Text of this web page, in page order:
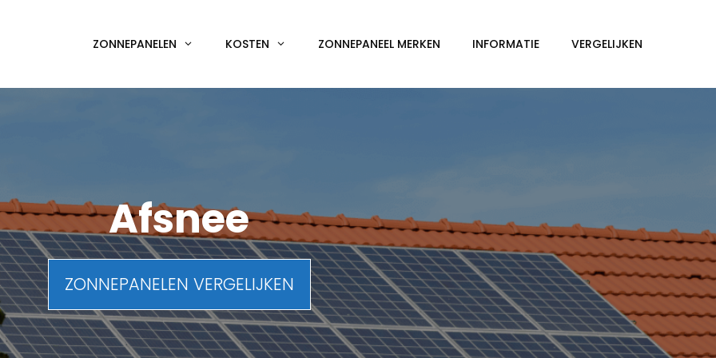
ZONNEPANELEN KOSTEN ZONNEPANEEL MERKEN INFORMATIE VERGELIJKEN
Afsnee
ZONNEPANELEN VERGELIJKEN